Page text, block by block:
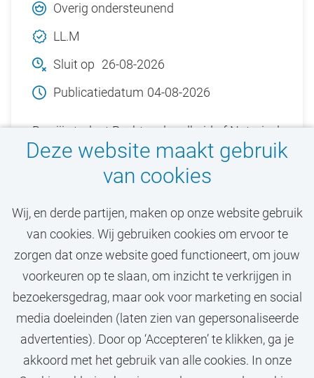
Deze website maakt gebruik
van cookies
Wij, en derde partijen, maken op onze website gebruik
van cookies. Wij gebruiken cookies om ervoor te
zorgen dat onze website goed functioneert, om jouw
voorkeuren op te slaan, om inzicht te verkrijgen in
bezoekersgedrag, maar ook voor marketing en social
media doeleinden (laten zien van gepersonaliseerde
advertenties). Door op ‘Accepteren’ te klikken, ga je
akkoord met het gebruik van alle cookies. In onze
Overig ondersteunend
LL.M
Sluit op 26-08-2026
Publicatiedatum 04-08-2026
Ben jij student Rechtsgeleerdheid of Notarieel
recht (VU) en ben je geïnteresseerd in
rechtstheorie en/of rechtsgeschiedenis?
Amsterdam (VU).
Bekijk vacature
Call-to-action bij meer vacatures